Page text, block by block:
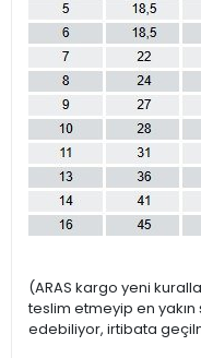
(ARAS kargo yeni
teslim etmeyip en yakın
edebiliyor, irtibata